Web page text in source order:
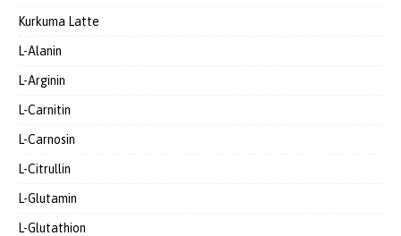
Kurkuma Latte
L-Alanin
L-Arginin
L-Carnitin
L-Carnosin
L-Citrullin
L-Glutamin
L-Glutathion